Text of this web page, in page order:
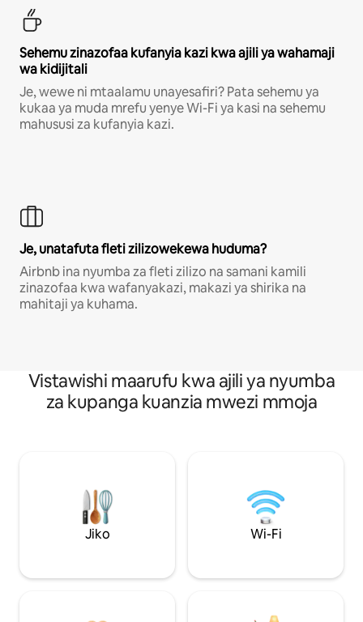
Sehemu zinazofaa kufanyia kazi kwa ajili ya wahamaji
wa kidijitali
Je, wewe ni mtaalamu unayesafiri? Pata sehemu ya
kukaa ya muda mrefu yenye Wi-Fi ya kasi na sehemu
mahususi za kufanyia kazi.
Je, unatafuta fleti zilizowekewa huduma?
Airbnb ina nyumba za fleti zilizo na samani kamili
zinazofaa kwa wafanyakazi, makazi ya shirika na
mahitaji ya kuhama.
Vistawishi maarufu kwa ajili ya nyumba
za kupanga kuanzia mwezi mmoja
Jiko Wi-Fi